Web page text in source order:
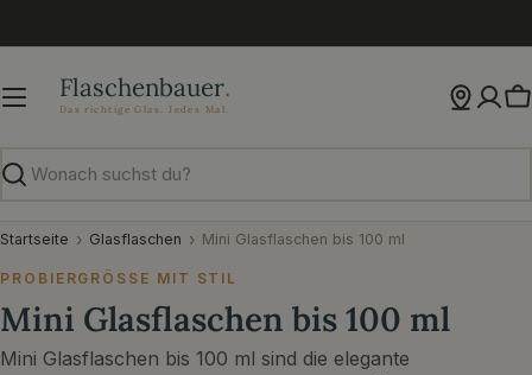
Inhalt
Suchen
Startseite Glasflaschen Mini Glasflaschen bis 100 ml
PROBIERGRÖSSE MIT STIL
Mini Glasflaschen bis 100 ml
Mini Glasflaschen bis 100 ml sind die elegante